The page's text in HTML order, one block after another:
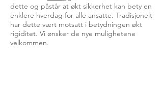
dette og påstår at økt sikkerhet kan bety en
enklere hverdag for alle ansatte. Tradisjonelt
har dette vært motsatt i betydningen økt
rigiditet. Vi ønsker de nye mulighetene
velkommen.